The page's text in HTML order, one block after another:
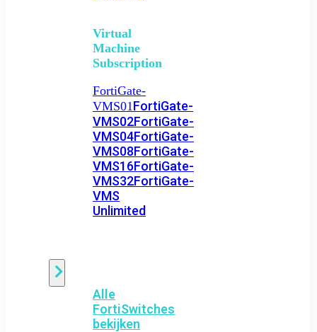
Virtual
Machine
Subscription
FortiGate-
VMS01FortiGate-
VMS02FortiGate-
VMS04FortiGate-
VMS08FortiGate-
VMS16FortiGate-
VMS32FortiGate-
VMS
Unlimited
Alle
FortiSwitches
bekijken